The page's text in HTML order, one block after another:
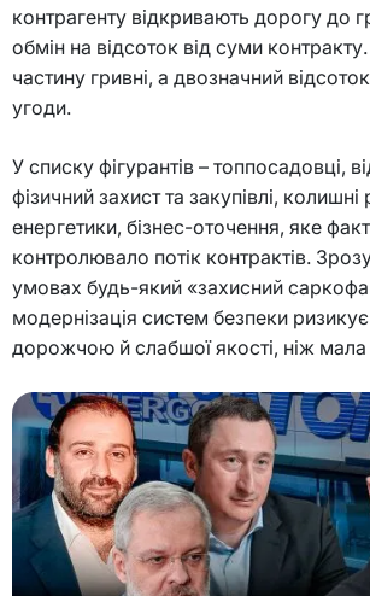
контрагенту відкривають дорогу до
обмін на відсоток від суми
частину гривні, а двозначний
угоди.
У списку фігурантів – топпосадовці,
фізичний захист та закупівлі, колишні
енергетики, бізнес-оточення, яке
контролювало потік контрактів.
умовах будь-який «захисний
модернізація систем безпеки
дорожчою й слабшої якості, ніж мала